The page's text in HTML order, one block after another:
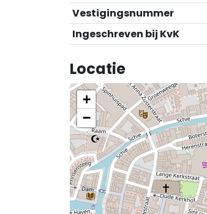
Vestigingsnummer
Ingeschreven bij KvK
Locatie
+
−